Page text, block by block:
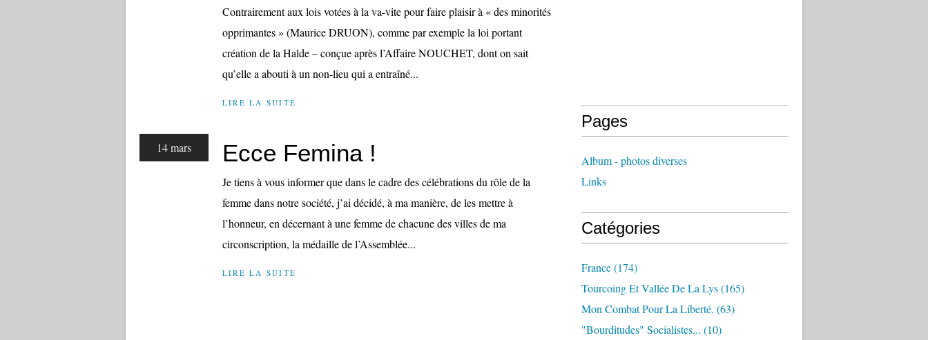
Contrairement aux lois votées à la va-vite pour faire plaisir à « des minorités
opprimantes » (Maurice DRUON), comme par exemple la loi portant
création de la Halde – conçue après l’Affaire NOUCHET, dont on sait
qu’elle a abouti à un non-lieu qui a entraîné...
LIRE LA SUITE
14 mars Ecce Femina !
Je tiens à vous informer que dans le cadre des célébrations du rôle de la
femme dans notre société, j’ai décidé, à ma manière, de les mettre à
l’honneur, en décernant à une femme de chacune des villes de ma
circonscription, la médaille de l’Assemblée...
LIRE LA SUITE
Pages
Album - photos diverses
Links
Catégories
France(174)
Tourcoing Et Vallée De La Lys(165)
Mon Combat Pour La Liberté. (63)
"bourditudes" Socialistes... (10)